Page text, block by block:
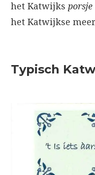
het Katwijks porsje
het Katwijkse
Typisch